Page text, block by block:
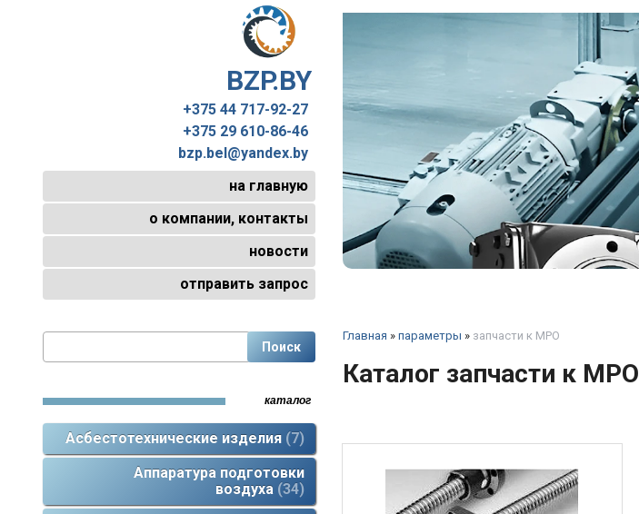
BZP.BY
+375 44 717-92-27
+375 29 610-86-46
bzp.bel@yandex.by
на главную
о компании, контакты
новости
отправить запрос
каталог
Асбестотехнические изделия 7
Аппаратура подготовки
воздуха 34
Главная » параметры » запчасти к МРО
Каталог запчасти к МРО